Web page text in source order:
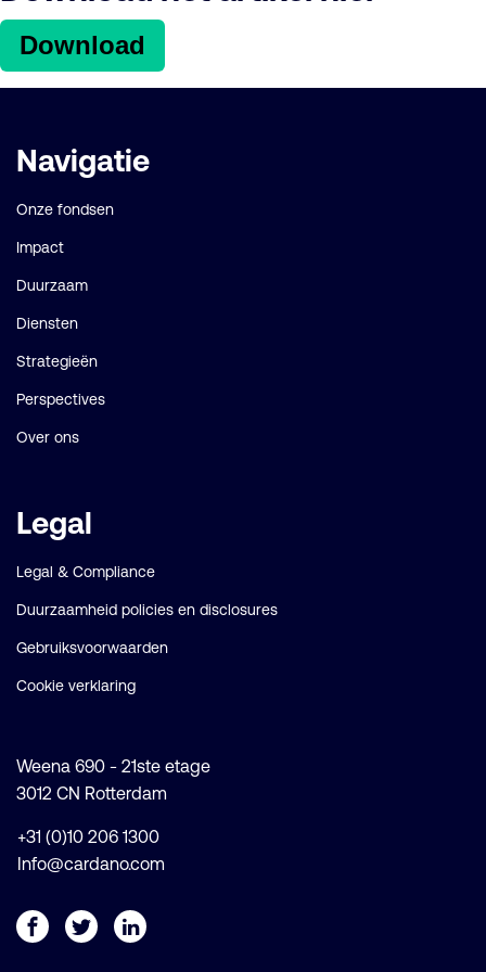
Download
Belangrijke
links
Navigatie
Onze fondsen
Impact
Duurzaam
Diensten
Strategieën
Perspectives
Over ons
Legal
Legal & Compliance
Duurzaamheid policies en disclosures
Gebruiksvoorwaarden
Cookie verklaring
Weena 690 - 21ste etage
3012 CN Rotterdam
+31 (0)10 206 1300
Info@cardano.com